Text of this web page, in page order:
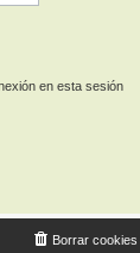
en esta sesión
Borrar cookies